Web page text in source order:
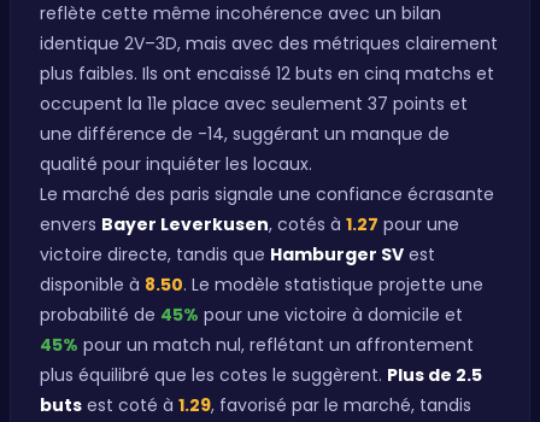
reflète cette même incohérence avec un bilan
identique 2V–3D, mais avec des métriques clairement
plus faibles. Ils ont encaissé 12 buts en cinq matchs et
occupent la 11e place avec seulement 37 points et
une différence de -14, suggérant un manque de
qualité pour inquiéter les locaux.
Le marché des paris signale une confiance écrasante
envers Bayer Leverkusen, cotés à 1.27 pour une
victoire directe, tandis que Hamburger SV est
disponible à 8.50. Le modèle statistique projette une
probabilité de 45% pour une victoire à domicile et
45% pour un match nul, reflétant un affrontement
plus équilibré que les cotes le suggèrent. Plus de 2.5
buts est coté à 1.29, favorisé par le marché, tandis